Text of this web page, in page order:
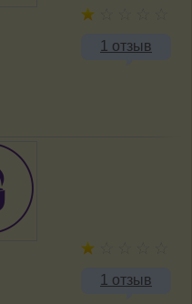
1 отзыв
1 отзыв